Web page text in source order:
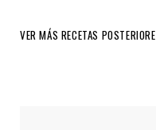
VER MÁS RECETAS